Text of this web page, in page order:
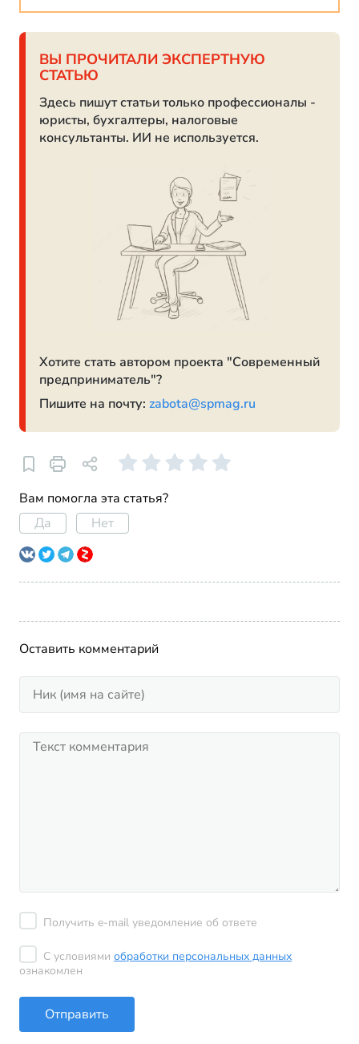
ВЫ ПРОЧИТАЛИ ЭКСПЕРТНУЮ
СТАТЬЮ
Здесь пишут статьи только профессионалы -
юристы, бухгалтеры, налоговые
консультанты. ИИ не используется.
Хотите стать автором проекта "Современный
предприниматель"?
Пишите на почту: zabota@spmag.ru
Вам помогла эта статья?
Да
Нет
Оставить комментарий
Получить e-mail уведомление об ответе
С условиями обработки персональных данных
ознакомлен
Отправить